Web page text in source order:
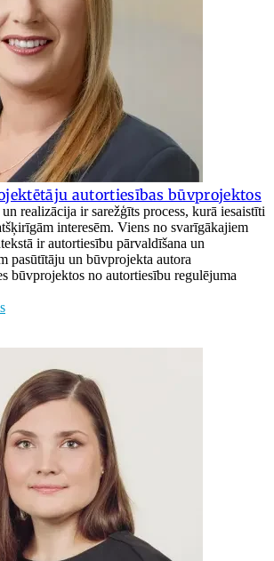
autortiesības būvprojektos
realizācija ir sarežģīts process, kurā iesaistīti
interesēm. Viens no svarīgākajiem
ir autortiesību pārvaldīšana un
pasūtītāju un būvprojekta autora
būvprojektos no autortiesību regulējuma